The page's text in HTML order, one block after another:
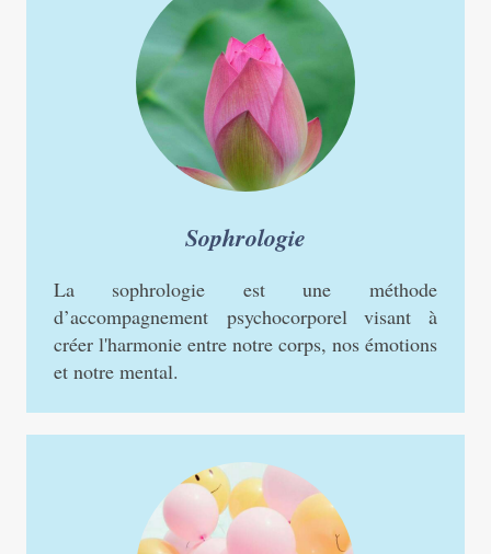
Sophrologie
La sophrologie est une méthode
d’accompagnement psychocorporel visant à
créer l'harmonie entre notre corps, nos émotions
et notre mental.